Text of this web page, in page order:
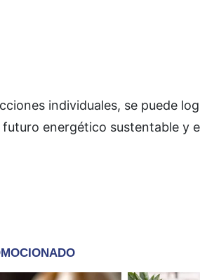
individuales, se puede
energético sustentable y